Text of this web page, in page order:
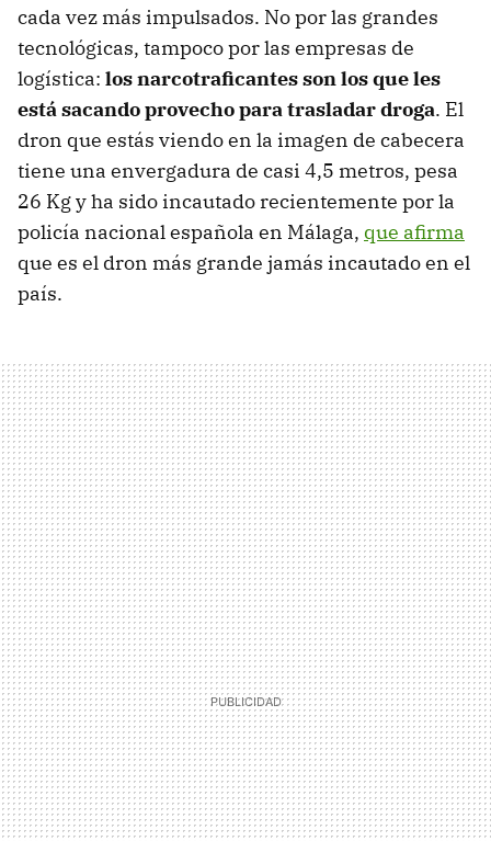
cada vez más impulsados. No por las grandes
tecnológicas, tampoco por las empresas de
logística: los narcotraficantes son los que les
está sacando provecho para trasladar droga. El
dron que estás viendo en la imagen de cabecera
tiene una envergadura de casi 4,5 metros, pesa
26 Kg y ha sido incautado recientemente por la
policía nacional española en Málaga, que afirma
que es el dron más grande jamás incautado en el
país.